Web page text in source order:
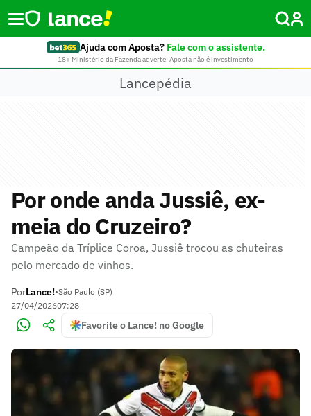
Ajuda com Aposta? Fale com o assistente.
18+ Ministério da Fazenda adverte: Aposta não é investimento
Lancepédia
Por onde anda Jussiê, ex-
meia do Cruzeiro?
Campeão da Tríplice Coroa, Jussiê trocou as chuteiras
pelo mercado de vinhos.
PorLance!•São Paulo (SP)
27/04/202607:28
Favorite o Lance! no Google